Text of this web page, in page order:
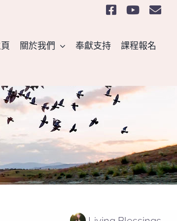
關於我們 奉獻支持 課程報名